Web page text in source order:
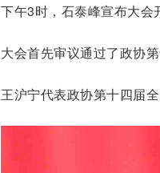
下午3时，石泰峰宣布大会
大会首先审议通过了政协
王沪宁代表政协第十四届